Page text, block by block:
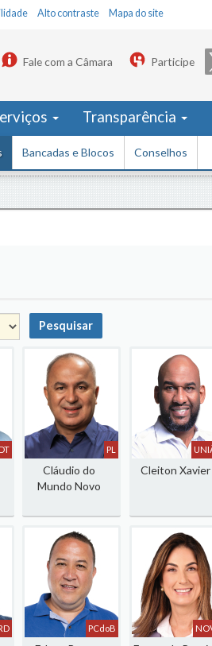
Alto contraste Mapa do site
Fale com a Câmara Participe
Bancadas e Blocos Conselhos
Transparência
Pesquisar
PL
Cláudio do
Mundo Novo
Cleiton Xavier
PCdoB